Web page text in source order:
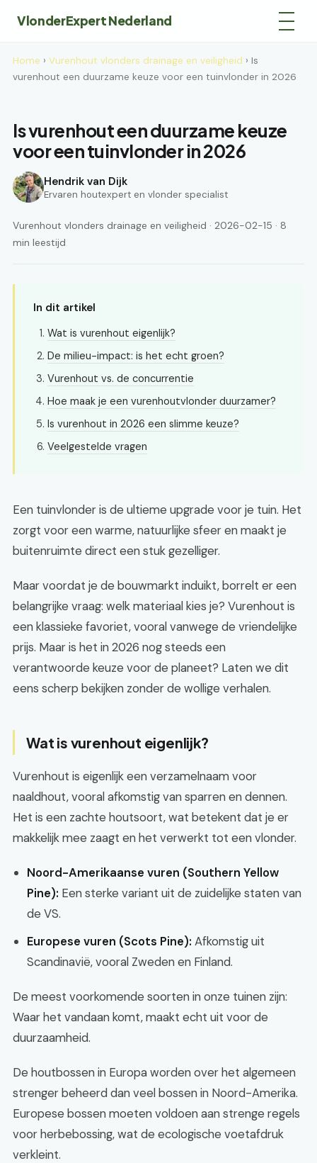
VlonderExpert Nederland
Home › Vurenhout vlonders drainage en veiligheid › Is
vurenhout een duurzame keuze voor een tuinvlonder in 2026
Is vurenhout een duurzame keuze
voor een tuinvlonder in 2026
Hendrik van Dijk
Ervaren houtexpert en vlonder specialist
Vurenhout vlonders drainage en veiligheid · 2026-02-15 · 8
min leestijd
In dit artikel
Wat is vurenhout eigenlijk?
De milieu-impact: is het echt groen?
Vurenhout vs. de concurrentie
Hoe maak je een vurenhoutvlonder duurzamer?
Is vurenhout in 2026 een slimme keuze?
Veelgestelde vragen
Een tuinvlonder is de ultieme upgrade voor je tuin. Het
zorgt voor een warme, natuurlijke sfeer en maakt je
buitenruimte direct een stuk gezelliger.
Maar voordat je de bouwmarkt induikt, borrelt er een
belangrijke vraag: welk materiaal kies je? Vurenhout is
een klassieke favoriet, vooral vanwege de vriendelijke
prijs. Maar is het in 2026 nog steeds een
verantwoorde keuze voor de planeet? Laten we dit
eens scherp bekijken zonder de wollige verhalen.
Wat is vurenhout eigenlijk?
Vurenhout is eigenlijk een verzamelnaam voor
naaldhout, vooral afkomstig van sparren en dennen.
Het is een zachte houtsoort, wat betekent dat je er
makkelijk mee zaagt en het verwerkt tot een vlonder.
Noord-Amerikaanse vuren (Southern Yellow
Pine): Een sterke variant uit de zuidelijke staten van
de VS.
Europese vuren (Scots Pine): Afkomstig uit
Scandinavië, vooral Zweden en Finland.
De meest voorkomende soorten in onze tuinen zijn:
Waar het vandaan komt, maakt echt uit voor de
duurzaamheid.
De houtbossen in Europa worden over het algemeen
strenger beheerd dan veel bossen in Noord-Amerika.
Europese bossen moeten voldoen aan strenge regels
voor herbebossing, wat de ecologische voetafdruk
verkleint.